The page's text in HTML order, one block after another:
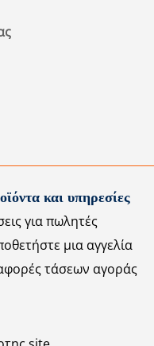
και υπηρεσίες
για πωλητές
μια αγγελία
τάσεων αγοράς